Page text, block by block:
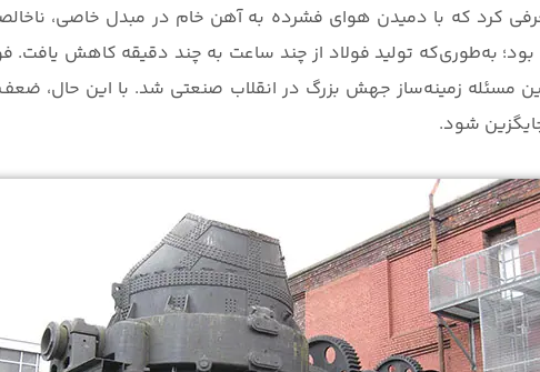
را معرفی کرد که با دمیدن هوای فشرده به آهن خام در مبدل خاصی،
به‌طوری‌که تولید فولاد از چند ساعت به چند دقیقه کاهش یافت.
زمینه‌ساز جهش بزرگ در انقلاب صنعتی شد. با این حال،
شود.